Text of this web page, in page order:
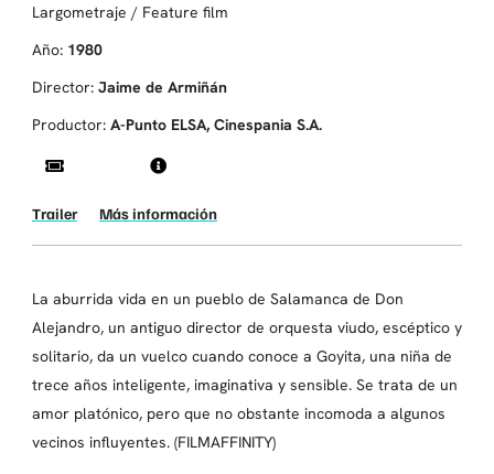
Largometraje / Feature film
Año: 1980
Director: Jaime de Armiñán
Productor: A-Punto ELSA, Cinespania S.A.
Trailer Más información
La aburrida vida en un pueblo de Salamanca de Don
Alejandro, un antiguo director de orquesta viudo, escéptico y
solitario, da un vuelco cuando conoce a Goyita, una niña de
trece años inteligente, imaginativa y sensible. Se trata de un
amor platónico, pero que no obstante incomoda a algunos
vecinos influyentes. (FILMAFFINITY)